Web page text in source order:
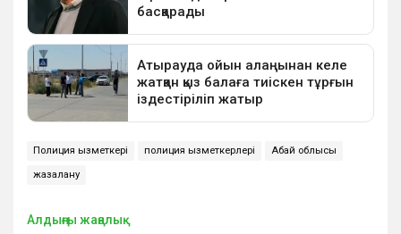
Полиция қызметкері полиция қызметкерлері Абай облысы
жазалану
Алдыңғы жаңалық